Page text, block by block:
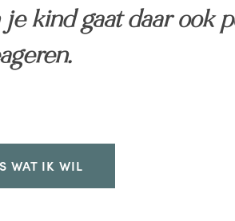
kind gaat daar ook
WAT IK WIL